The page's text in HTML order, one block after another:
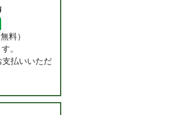
料）
。
払いいただ